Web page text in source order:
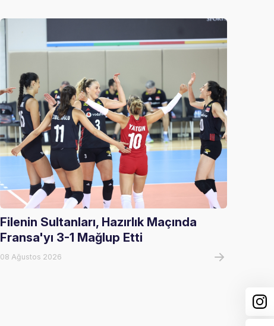
Filenin Sultanları, Hazırlık Maçında
Fransa'yı 3-1 Mağlup Etti
08 Ağustos 2026